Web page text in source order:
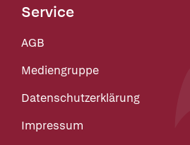
Service
AGB
Mediengruppe
Datenschutzerklärung
Impressum